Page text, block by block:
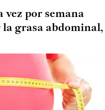
vez por semana
grasa abdominal,